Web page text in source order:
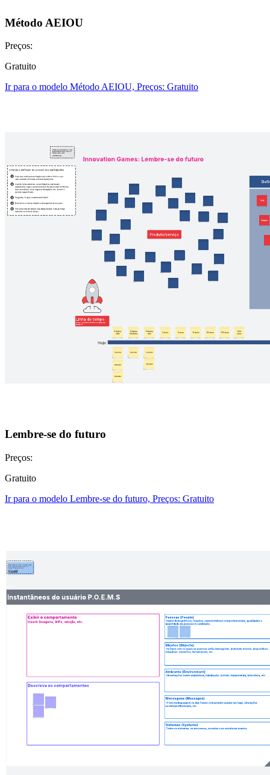
Método AEIOU
Preços:
Gratuito
Ir para o modelo Método AEIOU, Preços: Gratuito
Lembre-se do futuro
Preços:
Gratuito
Ir para o modelo Lembre-se do futuro, Preços: Gratuito